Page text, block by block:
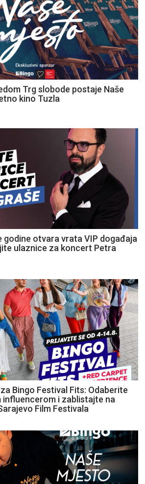
Trg slobode postaje Naše
kino Tuzla
godine otvara vrata VIP događaja
ulaznice za koncert Petra
Bingo Festival Fits: Odaberite
i zablistajte na
Film Festivala